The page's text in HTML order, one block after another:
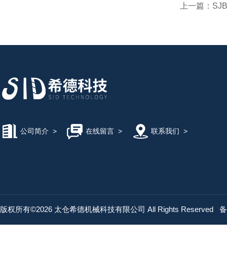
上一篇：
公司简介 > 在线留言> 联系我们 >
版权所有©2026 太仓希德机械科技有限公司 All Rights Reserved